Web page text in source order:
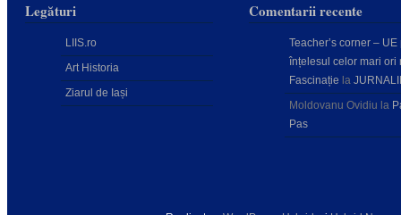
Legături
LIIS.ro
Art Historia
Ziarul de Iași
Comentarii recente
Teacher’s corner – UE
înțelesul celor mari ori
Fascinație la
Moldovanu Ovidiu la
Pas